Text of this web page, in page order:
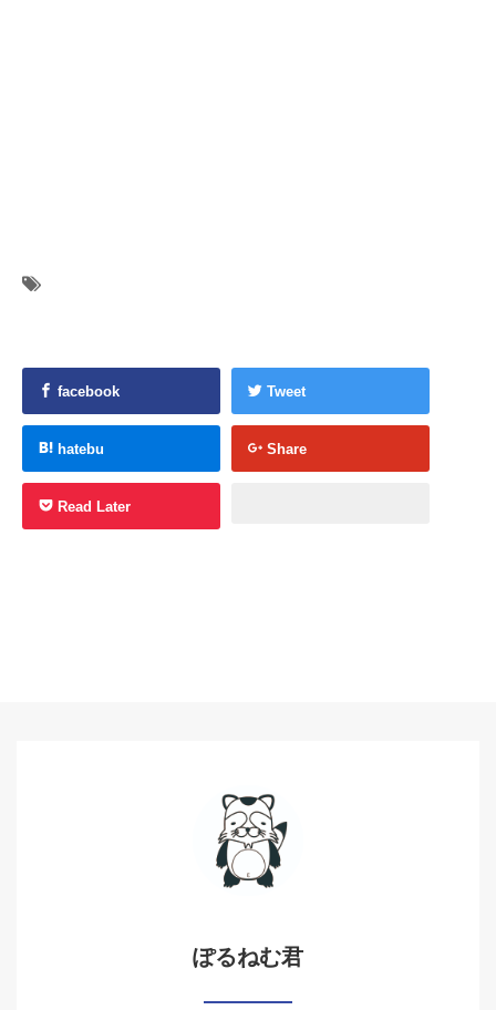
facebook Tweet
hatebu Share
Read Later
ぽるねむ君